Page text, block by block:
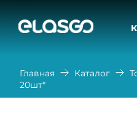
Главная Каталог
20шт*